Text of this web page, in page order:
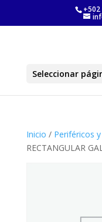
Seleccionar
Inicio / Periféricos
RECTANGULAR